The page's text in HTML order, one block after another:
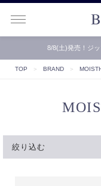
8/8(土)発売！ジ
TOP ＞ BRAND ＞
絞り込む